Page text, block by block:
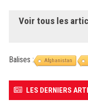
Voir tous les
Balises : Afghanistan
LES DERNIERS